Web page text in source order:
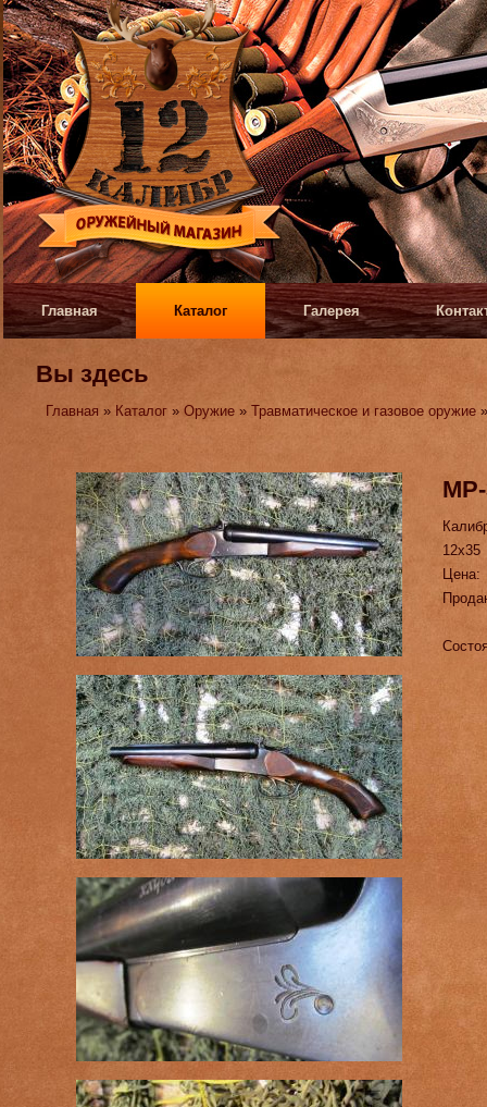
Главная Каталог Галерея
Вы здесь
Главная » Каталог »Оружие »Травматическое и газовое оружие
12х35
Цена: